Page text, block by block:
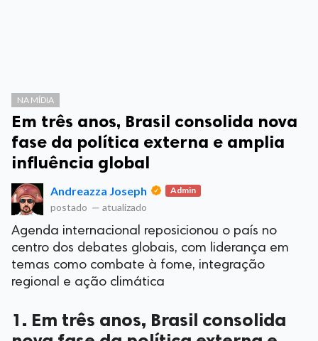
NA MÍDIA
Em três anos, Brasil consolida nova
fase da política externa e amplia
influência global
Andreazza Joseph Admin
postado — atualizado
Agenda internacional reposicionou o país no
centro dos debates globais, com liderança em
temas como combate à fome, integração
regional e ação climática
1. Em três anos, Brasil consolida